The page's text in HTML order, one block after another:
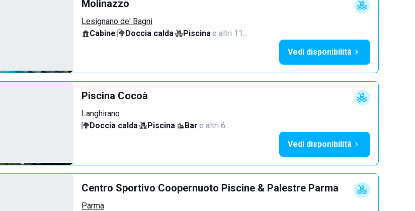
Molinazzo
Lesignano de' Bagni
Cabine· Doccia calda· Piscina·e altri 11…
Vedi disponibilità
Piscina Cocoà
Langhirano
Doccia calda· Piscina· Bar·e altri 6…
Vedi disponibilità
Centro Sportivo Coopernuoto Piscine & Palestre Parma
Parma